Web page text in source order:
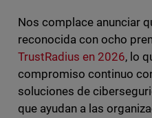
Nos complace anunciar
reconocida con ocho
TrustRadius en 2026, lo
compromiso continuo
soluciones de
que ayudan a las